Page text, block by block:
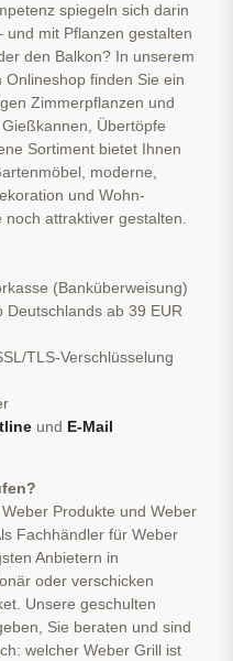
spiegeln sich darin
mit Pflanzen gestalten
den Balkon? In unserem
finden Sie ein
Zimmerpflanzen und
Übertöpfe
Sortiment bietet Ihnen
moderne,
und Wohn-
attraktiver gestalten.
(Banküberweisung)
Deutschlands ab 39 EUR
TLS-Verschlüsselung
und E-Mail
Produkte und Weber
Fachhändler für Weber
Anbietern in
oder verschicken
Unsere geschulten
Sie beraten und sind
welcher Weber Grill ist